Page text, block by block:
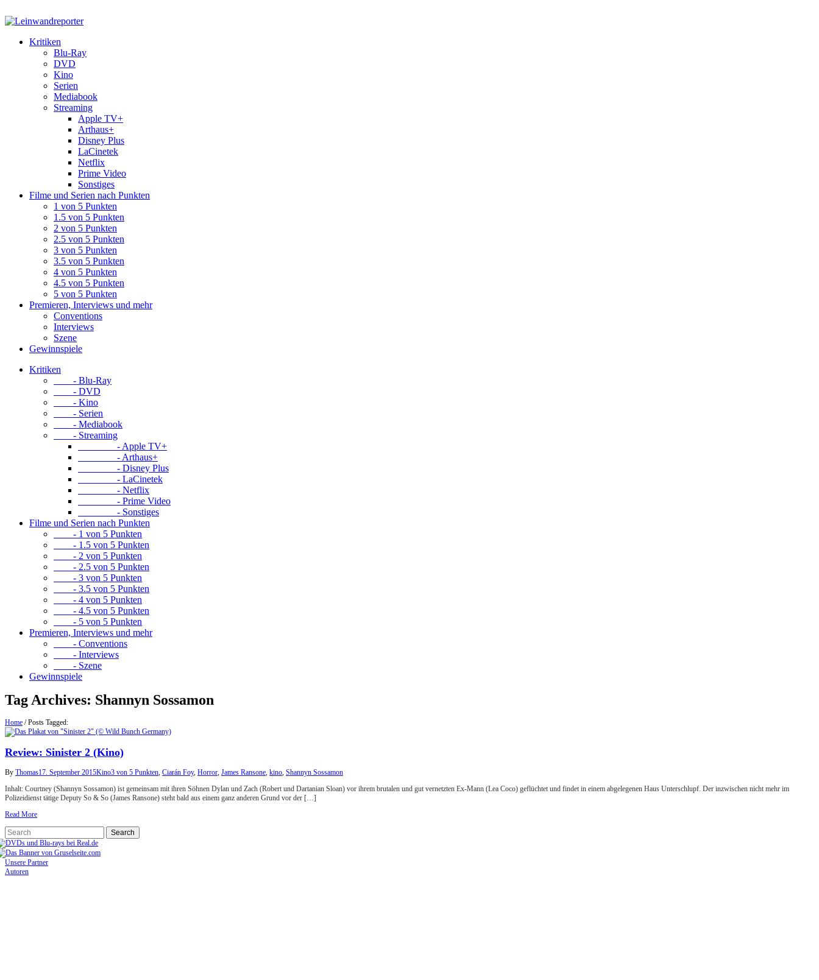
Kritiken
Blu-Ray
DVD
Kino
Serien
Mediabook
Streaming
Apple TV+
Arthaus+
Disney Plus
LaCinetek
Netflix
Prime Video
Sonstiges
Filme und Serien nach Punkten
1 von 5 Punkten
1.5 von 5 Punkten
2 von 5 Punkten
2.5 von 5 Punkten
3 von 5 Punkten
3.5 von 5 Punkten
4 von 5 Punkten
4.5 von 5 Punkten
5 von 5 Punkten
Premieren, Interviews und mehr
Conventions
Interviews
Szene
Gewinnspiele
Kritiken
- Blu-Ray
- DVD
- Kino
- Serien
- Mediabook
- Streaming
- Apple TV+
- Arthaus+
- Disney Plus
- LaCinetek
- Netflix
- Prime Video
- Sonstiges
Filme und Serien nach Punkten
- 1 von 5 Punkten
- 1.5 von 5 Punkten
- 2 von 5 Punkten
- 2.5 von 5 Punkten
- 3 von 5 Punkten
- 3.5 von 5 Punkten
- 4 von 5 Punkten
- 4.5 von 5 Punkten
- 5 von 5 Punkten
Premieren, Interviews und mehr
- Conventions
- Interviews
- Szene
Gewinnspiele
Tag Archives: Shannyn Sossamon
Home /Posts Tagged:
Review: Sinister 2 (Kino)
By Thomas17. September 2015Kino3 von 5 Punkten, Ciarán Foy, Horror, James Ransone, kino, Shannyn Sossamon
Inhalt: Courtney (Shannyn Sossamon) ist gemeinsam mit ihren Söhnen Dylan und Zach (Robert und Dartanian Sloan) vor ihrem brutalen und gut vernetzten Ex-Mann (Lea Coco) geflüchtet und findet in einem abgelegenen Haus Unterschlupf. Der inzwischen nicht mehr im
Polizeidienst tätige Deputy So & So (James Ransone) steht bald aus einem ganz anderen Grund vor der […]
Read More
Unsere Partner
Autoren